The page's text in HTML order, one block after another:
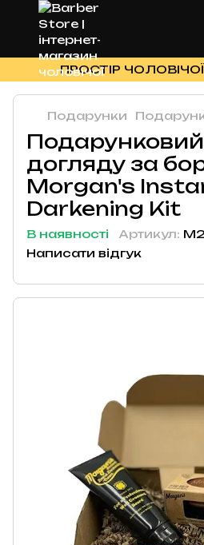
ПРОСТІР
Подарунки
догляду за
Morgan's
Darkening Kit
В наявності Артикул:
Написати відгук